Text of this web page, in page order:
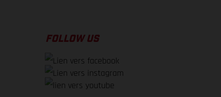
FOLLOW US